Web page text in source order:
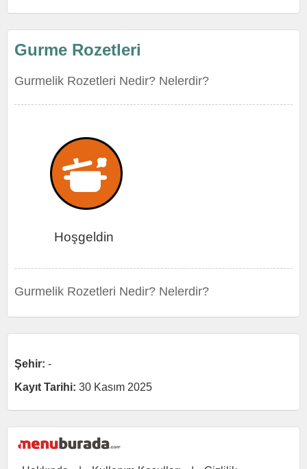
Gurme Rozetleri
Gurmelik Rozetleri Nedir? Nelerdir?
Hoşgeldin
Gurmelik Rozetleri Nedir? Nelerdir?
Şehir: -
Kayıt Tarihi: 30 Kasım 2025